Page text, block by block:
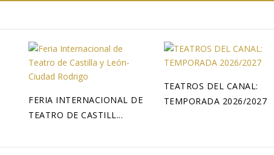
FERIA INTERNACIONAL DE
TEATRO DE CASTILL...
TEATROS DEL CANAL:
TEMPORADA 2026/2027